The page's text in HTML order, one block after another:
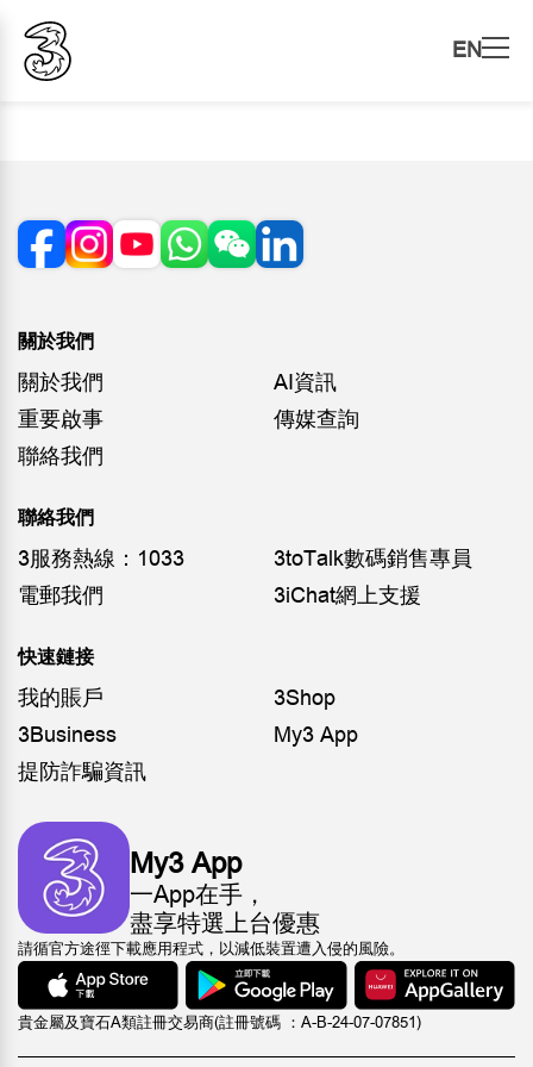
EN
關於我們
關於我們
AI資訊
重要啟事
傳媒查詢
聯絡我們
聯絡我們
3服務熱線：1033
3toTalk數碼銷售專員
電郵我們
3iChat網上支援
快速鏈接
我的賬戶
3Shop
3Business
My3 App
提防詐騙資訊
My3 App
一App在手，
盡享特選上台優惠
請循官方途徑下載應用程式，以減低裝置遭入侵的風險。
貴金屬及寶石A類註冊交易商(註冊號碼 ：A-B-24-07-07851)